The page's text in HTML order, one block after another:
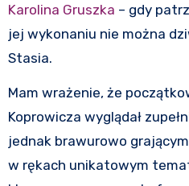
Karolina Gruszka – gdy
jej wykonaniu nie można
Stasia.
Mam wrażenie, że
Koprowicza wyglądał
jednak brawurowo
w rękach unikatowym